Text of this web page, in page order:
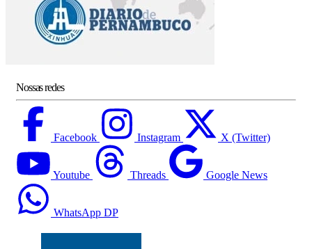
Nossas redes
Facebook Instagram X (Twitter)
Youtube Threads Google News
WhatsApp DP